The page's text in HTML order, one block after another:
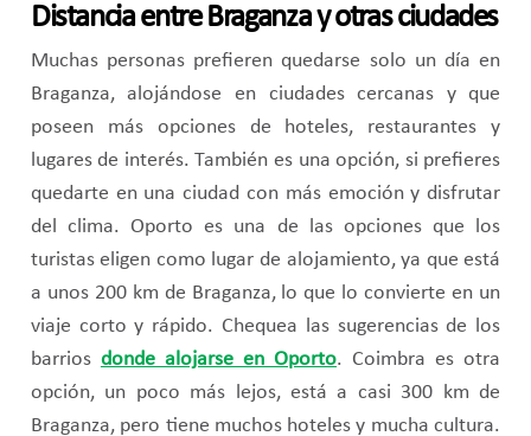
Distancia entre Braganza y otras ciudades
Muchas personas prefieren quedarse solo un día en
Braganza, alojándose en ciudades cercanas y que
poseen más opciones de hoteles, restaurantes y
lugares de interés. También es una opción, si prefieres
quedarte en una ciudad con más emoción y disfrutar
del clima. Oporto es una de las opciones que los
turistas eligen como lugar de alojamiento, ya que está
a unos 200 km de Braganza, lo que lo convierte en un
viaje corto y rápido. Chequea las sugerencias de los
barrios donde alojarse en Oporto. Coimbra es otra
opción, un poco más lejos, está a casi 300 km de
Braganza, pero tiene muchos hoteles y mucha cultura.